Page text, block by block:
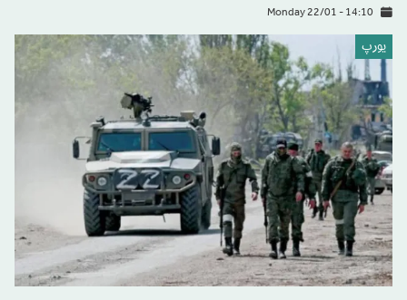
Monday 22/01 - 14:10
يورپ